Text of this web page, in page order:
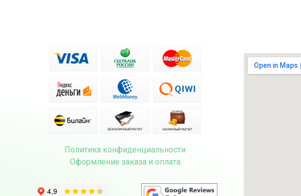
Политика конфиденциальности
Оформление заказа и оплата